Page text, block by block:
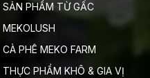
SẢN PHẨM TỪ GẤC
MEKOLUSH
CÀ PHÊ MEKO FARM
THỰC PHẨM KHÔ & GIA VỊ